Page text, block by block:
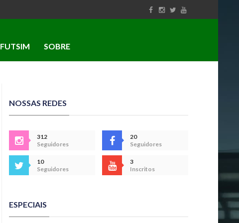
FUTSIM SOBRE
NOSSAS REDES
312
Seguidores
20
Seguidores
10
Seguidores
3
Inscritos
ESPECIAIS